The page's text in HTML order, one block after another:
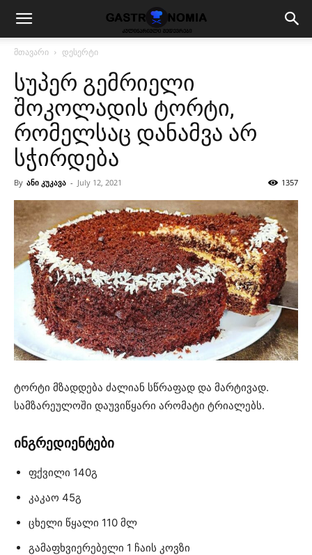
მთავარი დესერტი
სუპერ გემრიელი
შოკოლადის ტორტი,
რომელსაც დანამვა არ
სჭირდება
By ანი კუკავა - July 12, 2021 1357
ტორტი მზადდება ძალიან სწრაფად და მარტივად.
სამზარეულოში დაუვიწყარი არომატი ტრიალებს.
ინგრედიენტები
ფქვილი 140გ
კაკაო 45გ
ცხელი წყალი 110 მლ
გამაფხვიერებელი 1 ჩაის კოვზი